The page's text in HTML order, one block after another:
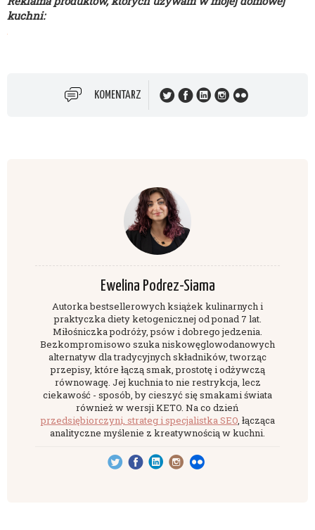
kuchni:
KOMENTARZ
Ewelina Podrez-Siama
Autorka bestsellerowych książek kulinarnych i
praktyczka diety ketogenicznej od ponad 7 lat.
Miłośniczka podróży, psów i dobrego jedzenia.
Bezkompromisowo szuka niskowęglowodanowych
alternatyw dla tradycyjnych składników, tworząc
przepisy, które łączą smak, prostotę i odżywczą
równowagę. Jej kuchnia to nie restrykcja, lecz
ciekawość - sposób, by cieszyć się smakami świata
również w wersji KETO. Na co dzień
przedsiębiorczyni, strateg i specjalistka SEO, łącząca
analityczne myślenie z kreatywnością w kuchni.